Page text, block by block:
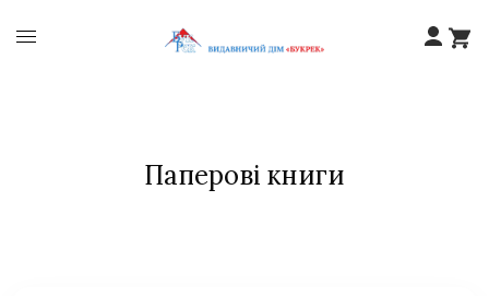
Паперові книги